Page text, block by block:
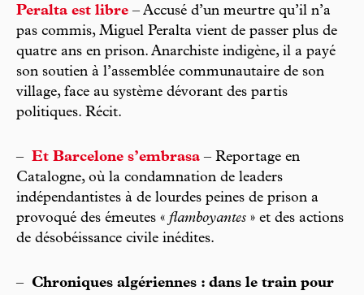
Peralta est libre – Accusé d’un meurtre qu’il n’a
pas commis, Miguel Peralta vient de passer plus de
quatre ans en prison. Anarchiste indigène, il a payé
son soutien à l’assemblée communautaire de son
village, face au système dévorant des partis
politiques. Récit.
– Et Barcelone s’embrasa – Reportage en
Catalogne, où la condamnation de leaders
indépendantistes à de lourdes peines de prison a
provoqué des émeutes « flamboyantes » et des actions
de désobéissance civile inédites.
– Chroniques algériennes : dans le train pour